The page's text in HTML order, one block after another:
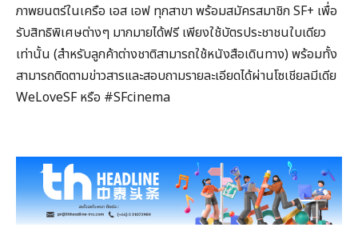
ภาพยนตร์ในเครือ เอส เอฟ ทุกสาขา พร้อมสมัครสมาชิก SF+ เพื่อ
รับสิทธิพิเศษต่างๆ มากมายได้ฟรี เพียงใช้บัตรประชาชนใบเดียว
เท่านั้น (สำหรับลูกค้าต่างชาติสามารถใช้หนังสือเดินทาง) พร้อมทั้ง
สามารถติดตามข่าวสารและสอบถามรายละเอียดได้ผ่านโซเชียลมีเดีย
WeLoveSF หรือ #SFcinema